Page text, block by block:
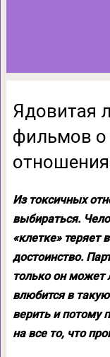
Ядовитая
фильмов о
Из токсичных
выбираться.
«клетке» теряет
достоинство.
только он может
влюбится в
верить и потому
на все то, что